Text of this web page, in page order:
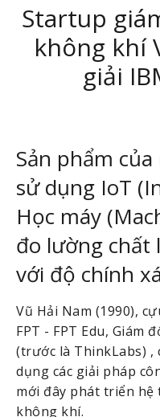
Startup
không khí
giải
Sản phẩm
sử dụng IoT
Học máy
đo lường chất
với độ chính
Vũ Hải Nam (1990),
FPT - FPT Edu,
(trước là ThinkLabs) ,
dụng các giải pháp
mới đây phát triển
không khí.